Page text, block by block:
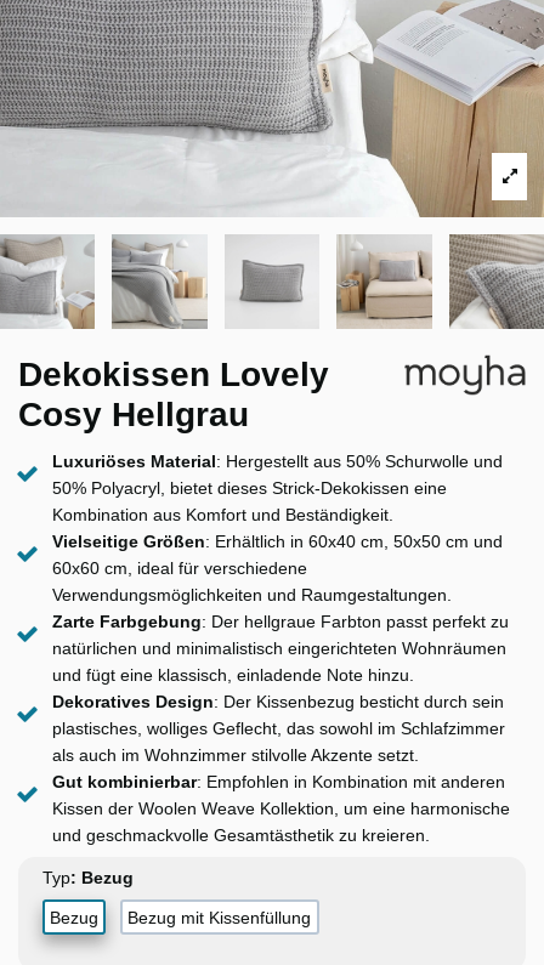
Dekokissen Lovely
Cosy Hellgrau
Luxuriöses Material: Hergestellt aus 50% Schurwolle und
50% Polyacryl, bietet dieses Strick-Dekokissen eine
Kombination aus Komfort und Beständigkeit.
Vielseitige Größen: Erhältlich in 60x40 cm, 50x50 cm und
60x60 cm, ideal für verschiedene
Verwendungsmöglichkeiten und Raumgestaltungen.
Zarte Farbgebung: Der hellgraue Farbton passt perfekt zu
natürlichen und minimalistisch eingerichteten Wohnräumen
und fügt eine klassisch, einladende Note hinzu.
Dekoratives Design: Der Kissenbezug besticht durch sein
plastisches, wolliges Geflecht, das sowohl im Schlafzimmer
als auch im Wohnzimmer stilvolle Akzente setzt.
Gut kombinierbar: Empfohlen in Kombination mit anderen
Kissen der Woolen Weave Kollektion, um eine harmonische
und geschmackvolle Gesamtästhetik zu kreieren.
Typ
Bezug Bezug mit Kissenfüllung